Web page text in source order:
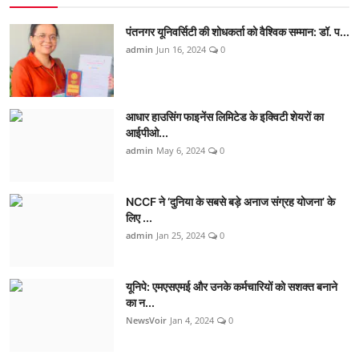
पंतनगर यूनिवर्सिटी की शोधकर्ता को वैश्विक सम्मान: डॉ. प...
admin Jun 16, 2024 0
आधार हाउसिंग फाइनेंस लिमिटेड के इक्विटी शेयरों का
आईपीओ...
admin May 6, 2024 0
NCCF ने ‘दुनिया के सबसे बड़े अनाज संग्रह योजना’ के
लिए ...
admin Jan 25, 2024 0
यूनिपे: एमएसएमई और उनके कर्मचारियों को सशक्त बनाने
का न...
NewsVoir Jan 4, 2024 0